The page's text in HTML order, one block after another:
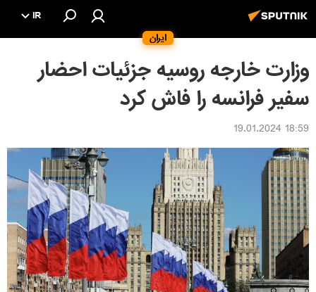
ایران
IR
وزارت خارجه روسیه جزئیات احضار
سفیر فرانسه را فاش کرد
18:59 19.01.2024